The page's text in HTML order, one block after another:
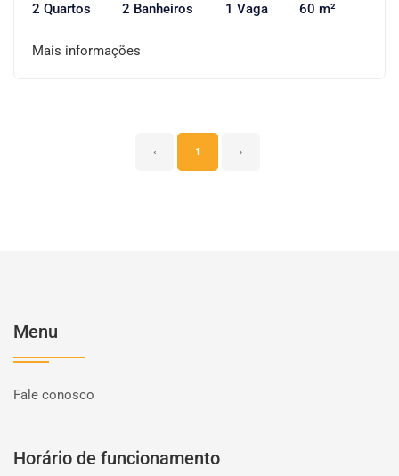
2 Quartos 2 Banheiros 1 Vaga 60 m²
Mais informações
‹ 1 ›
Menu
Fale conosco
Horário de funcionamento